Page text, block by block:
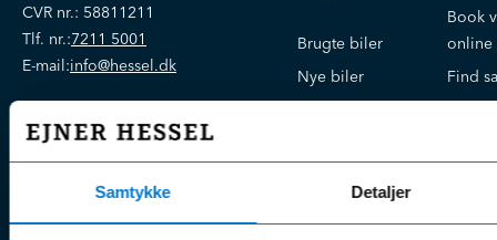
Samtykke Detaljer
CVR nr.: 58811211
Tlf. nr.:7211 5001
E-mail:info@hessel.dk
Brugte biler
Nye biler
Guides, tips
Kampagner
Book
online
Find